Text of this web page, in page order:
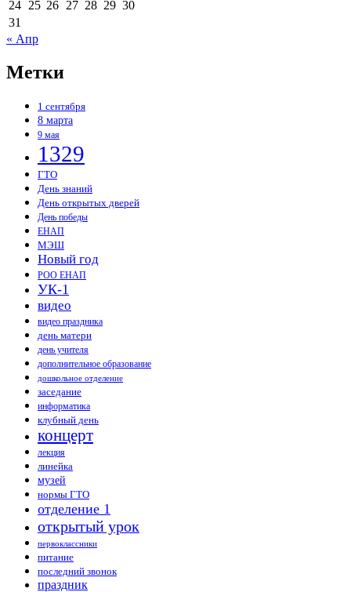
24 25 26 27 28 29 30
31
« Апр
Метки
1 сентября
8 марта
9 мая
1329
ГТО
День знаний
День открытых дверей
День победы
ЕНАП
МЭШ
Новый год
РОО ЕНАП
УК-1
видео
видео праздника
день матери
день учителя
дополнительное образование
дошкольное отделение
заседание
информатика
клубный день
концерт
лекция
линейка
музей
нормы ГТО
отделение 1
открытый урок
первоклассники
питание
последний звонок
праздник